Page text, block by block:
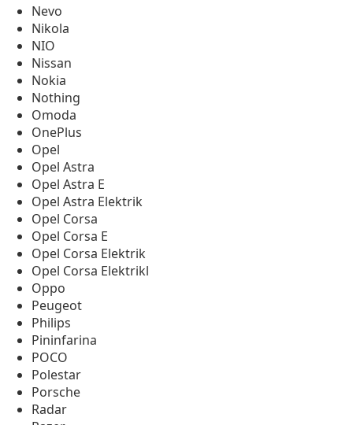
Nevo
Nikola
NIO
Nissan
Nokia
Nothing
Omoda
OnePlus
Opel
Opel Astra
Opel Astra E
Opel Astra Elektrik
Opel Corsa
Opel Corsa E
Opel Corsa Elektrik
Opel Corsa Elektrikl
Oppo
Peugeot
Philips
Pininfarina
POCO
Polestar
Porsche
Radar